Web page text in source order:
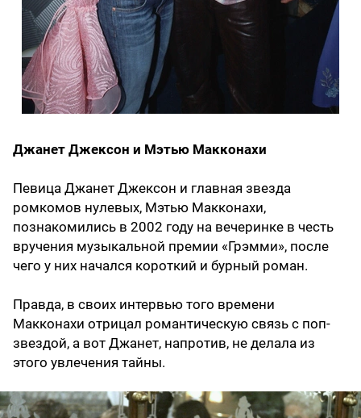
Джанет Джексон и Мэтью Макконахи
Певица Джанет Джексон и главная звезда
ромкомов нулевых, Мэтью Макконахи,
познакомились в 2002 году на вечеринке в честь
вручения музыкальной премии «Грэмми», после
чего у них начался короткий и бурный роман.
Правда, в своих интервью того времени
Макконахи отрицал романтическую связь с поп-
звездой, а вот Джанет, напротив, не делала из
этого увлечения тайны.